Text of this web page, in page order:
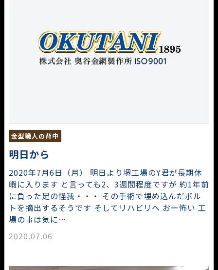
金型職人の背中
明日から
2020年7月6日（月） 明日より堺工場のY君が長期休
暇に入ります と言っても2、3週間程度ですが 約1年前
に負った足の怪我・・・ その手術で埋め込んだボル
トを摘出するそうです そしてリハビリへ おー怖い 工
場の事は気に…
2020.07.06